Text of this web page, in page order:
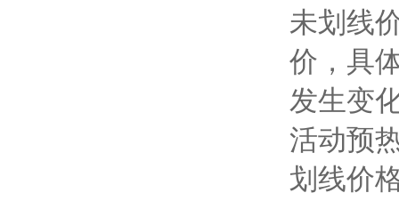
未划线
价，具
发生变
活动预
划线价